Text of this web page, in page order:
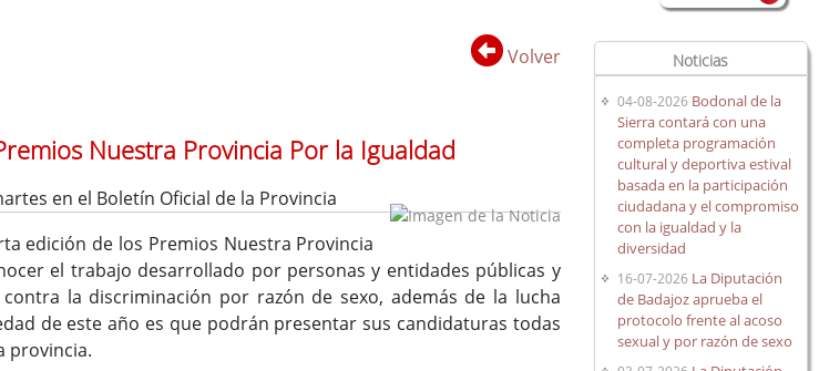
Volver
Nuestra Provincia Por la Igualdad
en el Boletín Oficial de la Provincia
edición de los Premios Nuestra Provincia
el trabajo desarrollado por personas y entidades públicas y
la discriminación por razón de sexo, además de la lucha
de este año es que podrán presentar sus candidaturas todas
provincia.
Noticias
04-08-2026 Bodonal de la
Sierra contará con una
completa programación
cultural y deportiva estival
basada en la participación
ciudadana y el compromiso
con la igualdad y la
diversidad
16-07-2026 La Diputación
de Badajoz aprueba el
protocolo frente al acoso
sexual y por razón de sexo